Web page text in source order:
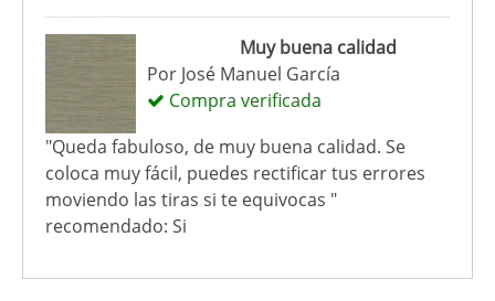
Muy buena calidad
Por José Manuel García
Compra verificada
"Queda fabuloso, de muy buena calidad. Se
coloca muy fácil, puedes rectificar tus errores
moviendo las tiras si te equivocas "
recomendado: Si